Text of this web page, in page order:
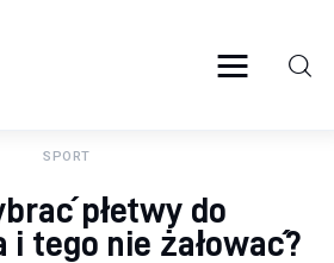
SPORT
płetwy do
i tego nie żałować?